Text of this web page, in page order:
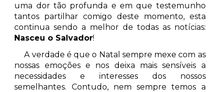
uma dor tão profunda e em que testemunho
tantos partilhar comigo deste momento, esta
continua sendo a melhor de todas as notícias:
Nasceu o Salvador!
A verdade é que o Natal sempre mexe com as
nossas emoções e nos deixa mais sensíveis a
necessidades e interesses dos nossos
semelhantes. Contudo, nem sempre temos a